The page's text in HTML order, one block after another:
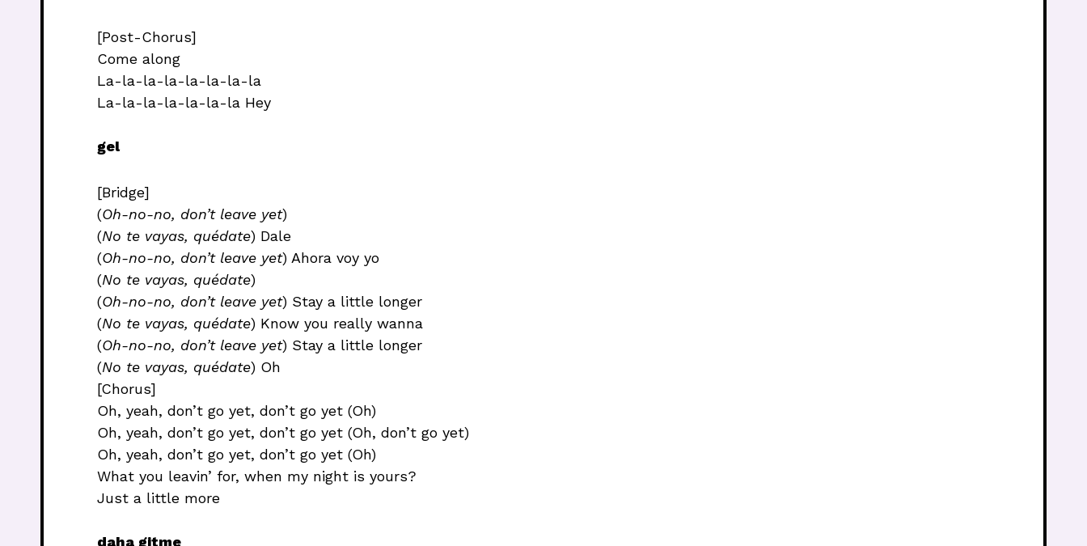
[Post-Chorus]
Come along
La-la-la-la-la-la-la-la
La-la-la-la-la-la-la Hey
gel
[Bridge]
(Oh-no-no, don’t leave yet)
(No te vayas, quédate) Dale
(Oh-no-no, don’t leave yet) Ahora voy yo
(No te vayas, quédate)
(Oh-no-no, don’t leave yet) Stay a little longer
(No te vayas, quédate) Know you really wanna
(Oh-no-no, don’t leave yet) Stay a little longer
(No te vayas, quédate) Oh
[Chorus]
Oh, yeah, don’t go yet, don’t go yet (Oh)
Oh, yeah, don’t go yet, don’t go yet (Oh, don’t go yet)
Oh, yeah, don’t go yet, don’t go yet (Oh)
What you leavin’ for, when my night is yours?
Just a little more
daha gitme